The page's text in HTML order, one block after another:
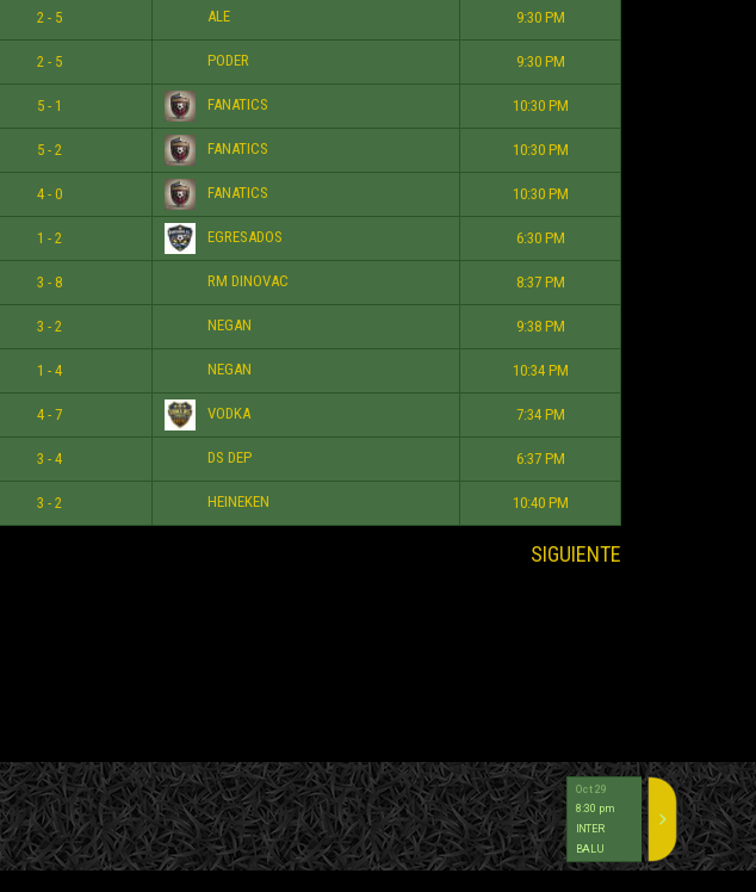
2 - 5 ALE 9:30 PM
2 - 5 PODER 9:30 PM
5 - 1 FANATICS 10:30 PM
5 - 2 FANATICS 10:30 PM
4 - 0 FANATICS 10:30 PM
1 - 2 EGRESADOS 6:30 PM
3 - 8 RM DINOVAC 8:37 PM
3 - 2 NEGAN 9:38 PM
1 - 4 NEGAN 10:34 PM
4 - 7 VODKA 7:34 PM
3 - 4 DS DEP 6:37 PM
3 - 2 HEINEKEN 10:40 PM
SIGUIENTE
Oct 29
8:30 pm
INTER
2
BALU
0
Oct 23
8:30 pm
EGSA
ATV